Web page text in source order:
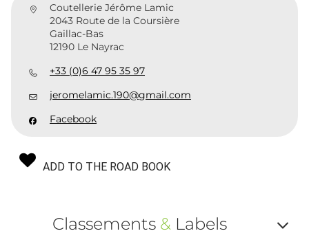
Coutellerie Jérôme Lamic
2043 Route de la Coursière
Gaillac-Bas
12190 Le Nayrac
+33 (0)6 47 95 35 97
jeromelamic.190@gmail.com
Facebook
ADD TO THE ROAD BOOK
Classements & Labels